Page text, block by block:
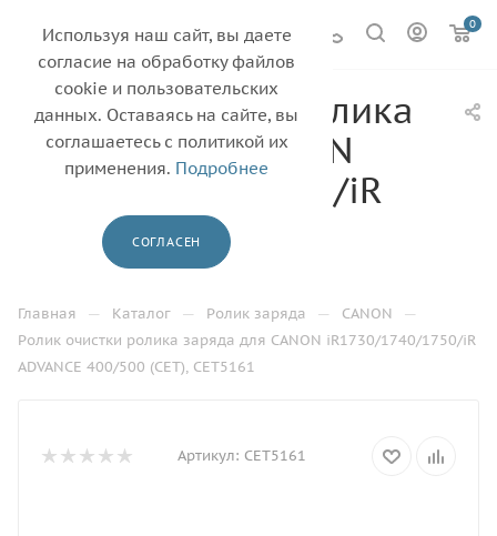
0
Ролик очистки ролика
заряда для CANON
iR1730/1740/1750/iR
ADVANCE 400/500
(CET), CET5161
Главная — Каталог — Ролик заряда — CANON —
Ролик очистки ролика заряда для CANON iR1730/1740/1750/iR
ADVANCE 400/500 (CET), CET5161
Артикул: CET5161
Используя наш сайт, вы даете
согласие на обработку файлов
cookie и пользовательских
данных. Оставаясь на сайте, вы
соглашаетесь с политикой их
применения. Подробнее
СОГЛАСЕН